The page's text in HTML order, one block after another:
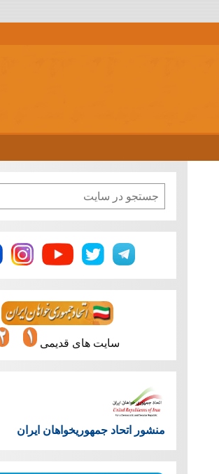
Search
سایت های قدیمی
منشور اتحاد جمهوریخواهان ایران